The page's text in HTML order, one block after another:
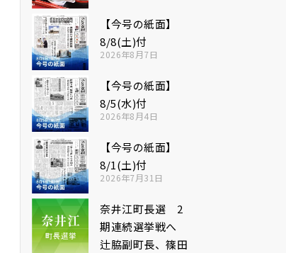
【今号の紙面】
8/8(土)付
2026年8月7日
【今号の紙面】
8/5(水)付
2026年8月4日
【今号の紙面】
8/1(土)付
2026年7月31日
奈井江町長選 2
期連続選挙戦へ
辻脇副町長、篠田